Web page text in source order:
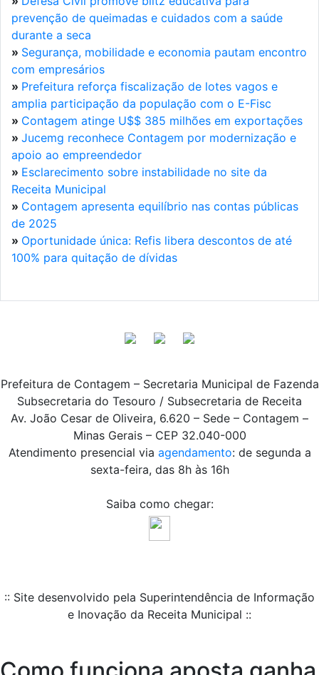
prevenção de queimadas e cuidados com a saúde
durante a seca
» Segurança, mobilidade e economia pautam encontro
com empresários
» Prefeitura reforça fiscalização de lotes vagos e
amplia participação da população com o E-Fisc
» Contagem atinge U$$ 385 milhões em exportações
» Jucemg reconhece Contagem por modernização e
apoio ao empreendedor
» Esclarecimento sobre instabilidade no site da
Receita Municipal
» Contagem apresenta equilíbrio nas contas públicas
de 2025
» Oportunidade única: Refis libera descontos de até
100% para quitação de dívidas
Prefeitura de Contagem – Secretaria Municipal de Fazenda
Subsecretaria do Tesouro / Subsecretaria de Receita
Av. João Cesar de Oliveira, 6.620 – Sede – Contagem –
Minas Gerais – CEP 32.040-000
Atendimento presencial via agendamento: de segunda a
sexta-feira, das 8h às 16h
Saiba como chegar:
:: Site desenvolvido pela Superintendência de Informação
e Inovação da Receita Municipal ::